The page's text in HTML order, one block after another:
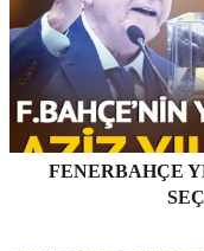
FENERBAHÇE